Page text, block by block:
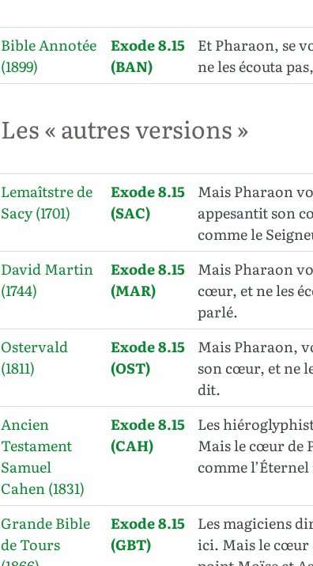
Bible Annotée
(1899)
Exode 8.15
(BAN)
Et Pharaon, se
ne les écouta
Les « autres versions »
Lemaîtstre de
Sacy (1701)
Exode 8.15
(SAC)
Mais Pharaon
appesantit son
comme le
David Martin
(1744)
Exode 8.15
(MAR)
Mais Pharaon
cœur, et ne les
parlé.
Ostervald
(1811)
Exode 8.15
(OST)
Mais Pharaon,
son cœur, et ne
dit.
Ancien
Testament
Samuel
Cahen (1831)
Exode 8.15
(CAH)
Les
Mais le cœur de
comme
Grande Bible
de Tours
Exode 8.15
(GBT)
Les magiciens
ici. Mais le cœur